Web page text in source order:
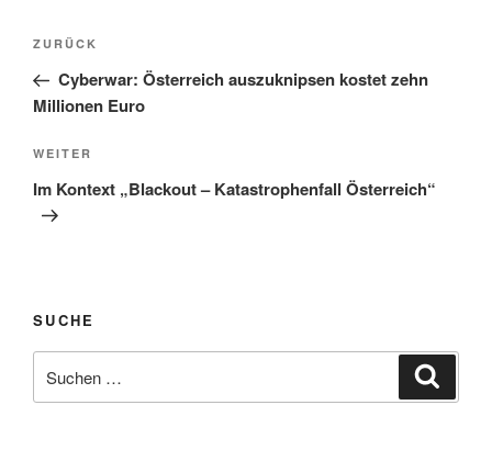
Beitragsnavigation
Vorheriger
Beitrag
ZURÜCK
Cyberwar: Österreich auszuknipsen kostet zehn
Millionen Euro
Nächster
Beitrag
WEITER
Im Kontext „Blackout – Katastrophenfall Österreich“
SUCHE
nach: